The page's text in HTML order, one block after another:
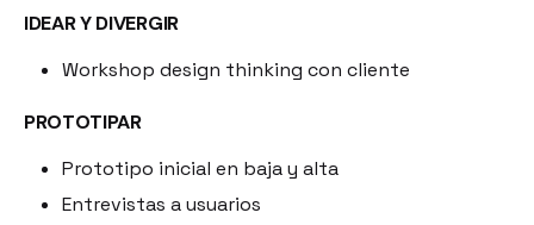
IDEAR Y DIVERGIR
Workshop design thinking con cliente
PROTOTIPAR
Prototipo inicial en baja y alta
Entrevistas a usuarios